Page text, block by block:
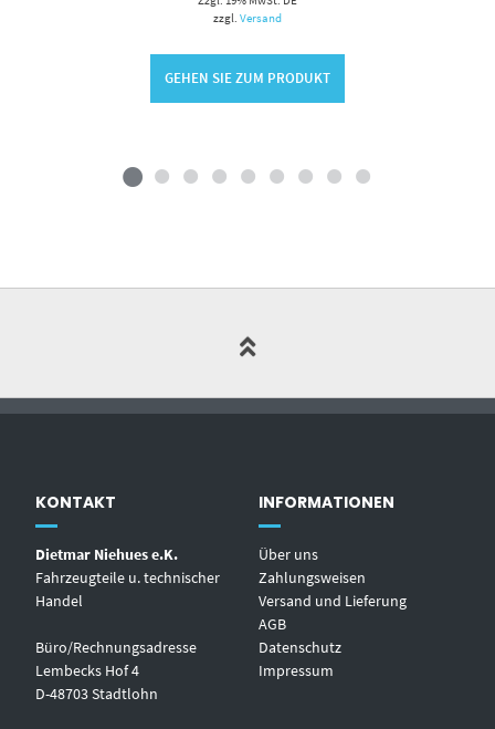
zzgl.Versand
GEHEN SIE ZUM PRODUKT
KONTAKT
Dietmar Niehues e.K.
Fahrzeugteile u. technischer
Handel
Büro/Rechnungsadresse
Lembecks Hof 4
D-48703 Stadtlohn
INFORMATIONEN
Über uns
Zahlungsweisen
Versand und Lieferung
AGB
Datenschutz
Impressum